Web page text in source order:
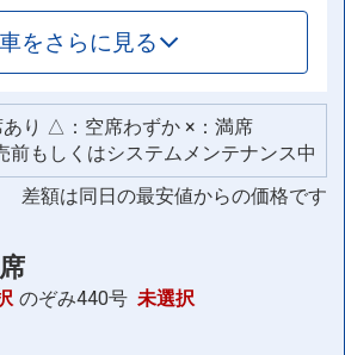
をさらに見る
あり △：空席わずか ×：満席
前もしくはシステムメンテナンス中
差額は同日の最安値からの価格です
のぞみ440号 未選択